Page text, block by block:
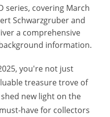
series, covering March
Schwarzgruber and
a comprehensive
information.
you're not just
treasure trove of
new light on the
must-have for collectors